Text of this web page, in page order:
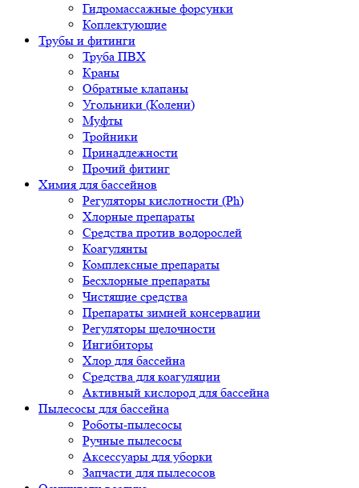
Гидромассажные форсунки
Коплектующие
Трубы и фитинги
Труба ПВХ
Краны
Обратные клапаны
Угольники (Колени)
Муфты
Тройники
Принадлежности
Прочий фитинг
Химия для бассейнов
Регуляторы кислотности (Ph)
Хлорные препараты
Средства против водорослей
Коагулянты
Комплексные препараты
Бесхлорные препараты
Чистящие средства
Препараты зимней консервации
Регуляторы щелочности
Ингибиторы
Хлор для бассейна
Средства для коагуляции
Активный кислород для бассейна
Пылесосы для бассейна
Роботы-пылесосы
Ручные пылесосы
Аксессуары для уборки
Запчасти для пылесосов